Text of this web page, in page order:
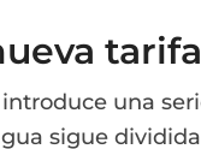
tarifa
una
sigue